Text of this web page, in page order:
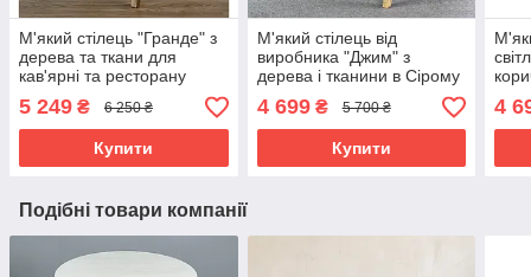
М'який стілець "Гранде" з
дерева та ткани для
кав'ярні та ресторану
5 249 ₴ 6 250 ₴
Купити
М'який стілець від
виробника "Джим" з
дерева і тканини в Сірому
кольорі
4 699₴ 5 700 ₴
Купити
4
Подібні товари компанії